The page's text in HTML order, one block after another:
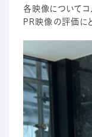
各映像についてコ
PR映像の評価に